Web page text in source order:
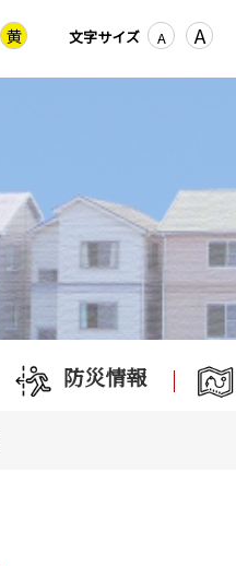
文字サイズ A A
黄
防災情報